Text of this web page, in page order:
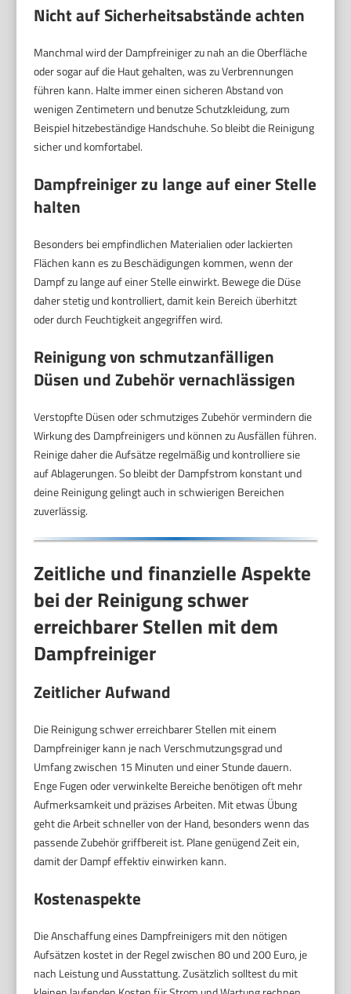
Nicht auf Sicherheitsabstände achten
Manchmal wird der Dampfreiniger zu nah an die Oberfläche
oder sogar auf die Haut gehalten, was zu Verbrennungen
führen kann. Halte immer einen sicheren Abstand von
wenigen Zentimetern und benutze Schutzkleidung, zum
Beispiel hitzebeständige Handschuhe. So bleibt die Reinigung
sicher und komfortabel.
Dampfreiniger zu lange auf einer Stelle
halten
Besonders bei empfindlichen Materialien oder lackierten
Flächen kann es zu Beschädigungen kommen, wenn der
Dampf zu lange auf einer Stelle einwirkt. Bewege die Düse
daher stetig und kontrolliert, damit kein Bereich überhitzt
oder durch Feuchtigkeit angegriffen wird.
Reinigung von schmutzanfälligen
Düsen und Zubehör vernachlässigen
Verstopfte Düsen oder schmutziges Zubehör vermindern die
Wirkung des Dampfreinigers und können zu Ausfällen führen.
Reinige daher die Aufsätze regelmäßig und kontrolliere sie
auf Ablagerungen. So bleibt der Dampfstrom konstant und
deine Reinigung gelingt auch in schwierigen Bereichen
zuverlässig.
Zeitliche und finanzielle Aspekte
bei der Reinigung schwer
erreichbarer Stellen mit dem
Dampfreiniger
Zeitlicher Aufwand
Die Reinigung schwer erreichbarer Stellen mit einem
Dampfreiniger kann je nach Verschmutzungsgrad und
Umfang zwischen 15 Minuten und einer Stunde dauern.
Enge Fugen oder verwinkelte Bereiche benötigen oft mehr
Aufmerksamkeit und präzises Arbeiten. Mit etwas Übung
geht die Arbeit schneller von der Hand, besonders wenn das
passende Zubehör griffbereit ist. Plane genügend Zeit ein,
damit der Dampf effektiv einwirken kann.
Kostenaspekte
Die Anschaffung eines Dampfreinigers mit den nötigen
Aufsätzen kostet in der Regel zwischen 80 und 200 Euro, je
nach Leistung und Ausstattung. Zusätzlich solltest du mit